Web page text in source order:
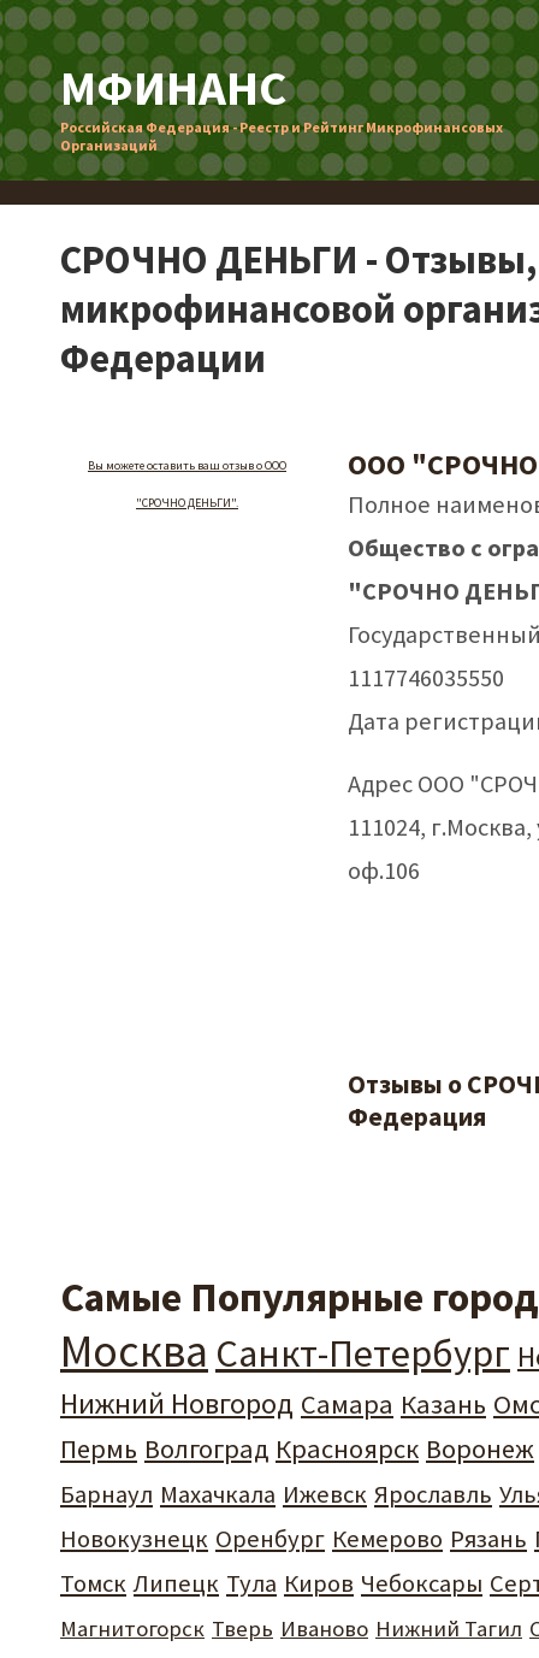
МФИНАНС
Российская Федерация - Реестр и Рейтинг Микрофинансовых
Организаций
СРОЧНО ДЕНЬГИ - Отзывы,
микрофинансовой
Федерации
Вы можете оставить ваш отзыв о ООО
"СРОЧНО ДЕНЬГИ".
ООО
Полное
Общество с
"СРОЧНО
1117746035550
Дата
Адрес ООО
111024,
оф.106
Отзывы о
Федерация
Самые Популярные
Москва Санкт-Петербург
Нижний Новгород Самара Казань
Пермь Волгоград Красноярск Воронеж
Барнаул Махачкала Ижевск Ярославль
Новокузнецк Оренбург Кемерово Рязань
Томск Липецк Тула Киров Чебоксары
Магнитогорск Тверь Иваново Нижний Тагил